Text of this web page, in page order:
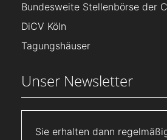
Bundesweite Stellenbörse der
DiCV Köln
Tagungshäuser
Unser Newsletter
Sie erhalten dann